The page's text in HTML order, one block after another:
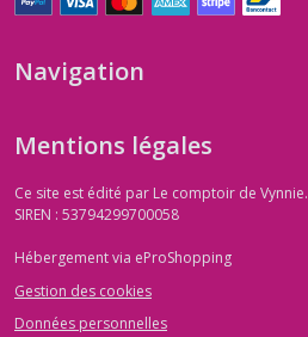
Navigation
Mentions légales
Ce site est édité par Le comptoir de Vynnie.
SIREN : 53794299700058
Hébergement via eProShopping
Gestion des cookies
Données personnelles